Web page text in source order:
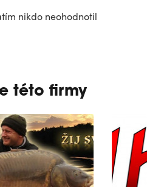
nikdo neohodnotil
této firmy